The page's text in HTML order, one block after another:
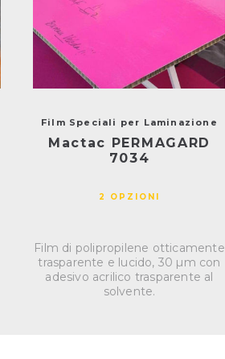
Film Speciali per Laminazione
Mactac PERMAGARD
7034
2 OPZIONI
Film di polipropilene otticamente
trasparente e lucido, 30 µm con
adesivo acrilico trasparente al
solvente.